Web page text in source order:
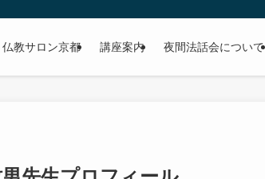
仏教サロン京都 講座案内 夜間法話会について